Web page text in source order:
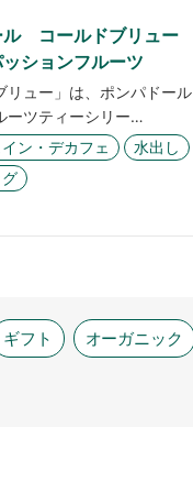
ル コールドブリュー
ションフルーツ
リュー」は、ポンパドール
ーツティーシリー…
ン・デカフェ
水出し
ギフト オーガニック